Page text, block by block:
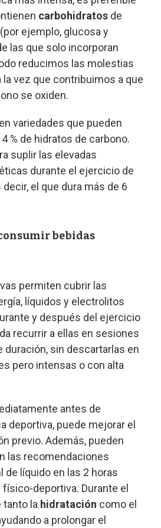
carbohidratos de
ejemplo, glucosa y
las que solo incorporan
reducimos las molestias
vez que contribuimos a que
se oxiden.
variedades que pueden
% de hidratos de carbono.
suplir las elevadas
durante el ejercicio de
el que dura más de 6
bebidas
permiten cubrir las
líquidos y electrolitos
y después del ejercicio
recurrir a ellas en sesiones
duración, sin descartarlas en
pero intensas o con alta
antes de
deportiva, puede mejorar el
previo. Además, pueden
las recomendaciones
de líquido en las 2 horas
deportiva. Durante el
tanto la hidratación como el
a prolongar el